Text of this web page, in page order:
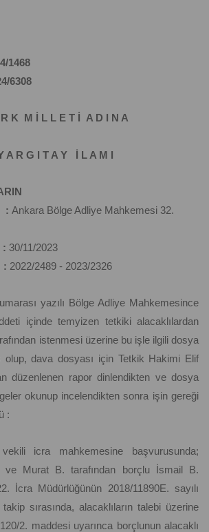
1468
6308
K M İ L L E T İ A D I N A
A R G I T A Y İ L A M I
: Ankara Bölge Adliye Mahkemesi 32.
30/11/2023
2022/2489 - 2023/2326
yazılı Bölge Adliye Mahkemesince
içinde temyizen tetkiki alacaklılardan
istenmesi üzerine bu işle ilgili dosya
olup, dava dosyası için Tetkik Hakimi Elif
düzenlenen rapor dinlendikten ve dosya
okunup incelendikten sonra işin gereği
:
icra mahkemesine başvurusunda;
ve Murat B. tarafından borçlu İsmail B.
İcra Müdürlüğünün 2018/11890E. sayılı
sırasında, alacaklıların talebi üzerine
2. maddesi uyarınca borçlunun alacaklı